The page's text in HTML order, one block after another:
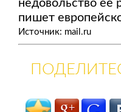
недовольство ее
пишет
Источник: mail.ru